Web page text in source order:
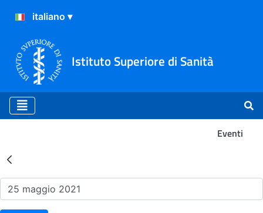
Istituto Superiore di Sanità
Eventi
Risultati della Ricerca -